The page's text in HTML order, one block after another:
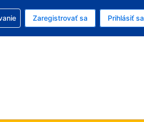
menu Americký dolár
jazyk V slovenčine
Zaregistrovať sa Prihlásiť sa